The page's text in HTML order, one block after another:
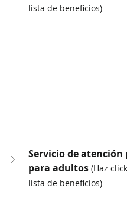
lista de beneficios)
Servicio de atención
para adultos (Haz
lista de beneficios)